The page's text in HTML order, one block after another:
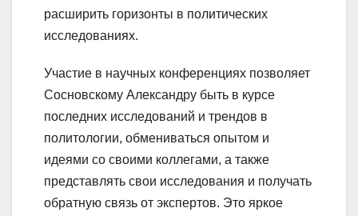
расширить горизонты в политических
исследованиях.
Участие в научных конференциях позволяет
Сосновскому Александру быть в курсе
последних исследований и трендов в
политологии, обмениваться опытом и
идеями со своими коллегами, а также
представлять свои исследования и получать
обратную связь от экспертов. Это яркое